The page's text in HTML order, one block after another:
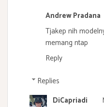
Andrew Pradana
Tjakep nih
memang ntap
Reply
Replies
DiCapriadi